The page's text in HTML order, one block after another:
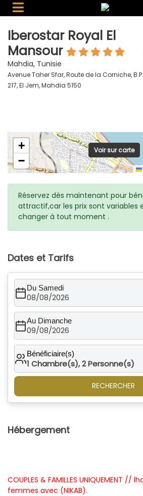
Iberostar Royal El
Mansour
Mahdia, Tunisie
Avenue Taher Sfar, Route de la Corniche, B.P.
217, El Jem, Mahdia 5150
+
−
Voir sur carte
Réservez dès maintenant pour
attractif,car les prix sont variables
changer à tout moment .
Dates et Tarifs
Du Samedi
08/08/2026
Au Dimanche
09/08/2026
Bénéficiaire(s)
1 Chambre(s),2Personne(s)
RECHERCHER
Hébergement
COUPLES & FAMILLES UNIQUEMENT
femmes avec (NIKAB).